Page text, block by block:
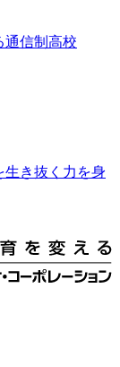
通信制高校
生き抜く力を身